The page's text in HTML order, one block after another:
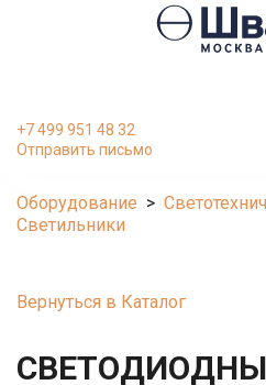
+7 499 951 48 32
Отправить письмо
Оборудование
  >
Светильники
Вернуться в Каталог